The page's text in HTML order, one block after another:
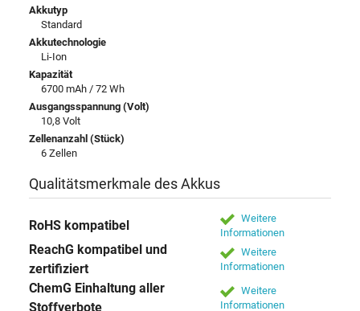
Akkutyp
Standard
Akkutechnologie
Li-Ion
Kapazität
6700 mAh / 72 Wh
Ausgangsspannung (Volt)
10,8 Volt
Zellenanzahl (Stück)
6 Zellen
Qualitätsmerkmale des Akkus
RoHS kompatibel
Weitere
Informationen
ReachG kompatibel und
zertifiziert
Weitere
Informationen
ChemG Einhaltung aller
Stoffverbote
Weitere
Informationen